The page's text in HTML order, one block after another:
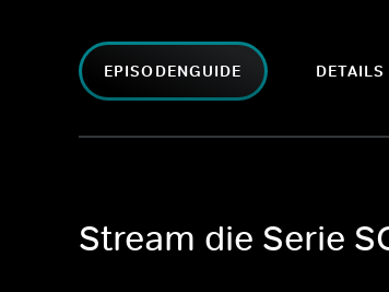
EPISODENGUIDE DETAILS
Stream die Serie